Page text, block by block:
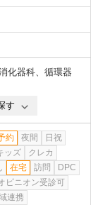
化器科、 循環器
す
約 夜間
日祝
ッズ
クレカ
在宅 訪問
DPC
ピニオン受診可
連携